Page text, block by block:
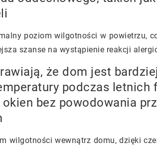
poziom wilgotności w powietrzu,
szanse na wystąpienie reakcji
że dom jest
podczas letnich
bez powodowania
wilgotności wewnątrz domu, dzięki